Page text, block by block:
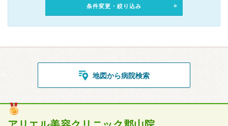
条件変更・絞り込み
地図から病院検索